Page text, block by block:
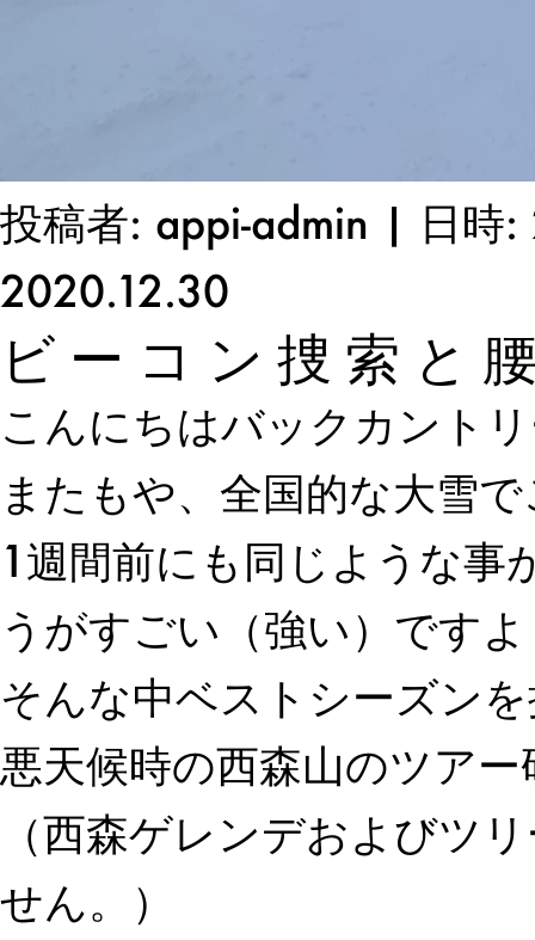
投稿者: appi-admin | 日時
2020.12.30
ビーコン捜索と
こんにちはバックカント
またもや、全国的な大雪
1週間前にも同じような事
うがすごい（強い）です
そんな中ベストシーズン
悪天候時の西森山のツア
（西森ゲレンデおよびツ
せん。）